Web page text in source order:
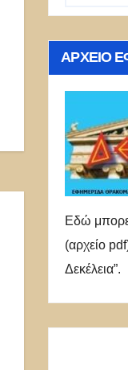
ΑΡΧΕΊΟ
Εδώ
(αρχείο
Δεκέλεια”.